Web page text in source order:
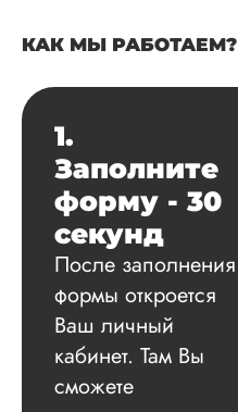
КАК МЫ РАБОТАЕМ?
1.
Заполните
форму - 30
секунд
После заполнения
формы откроется
Ваш личный
кабинет. Там Вы
сможете